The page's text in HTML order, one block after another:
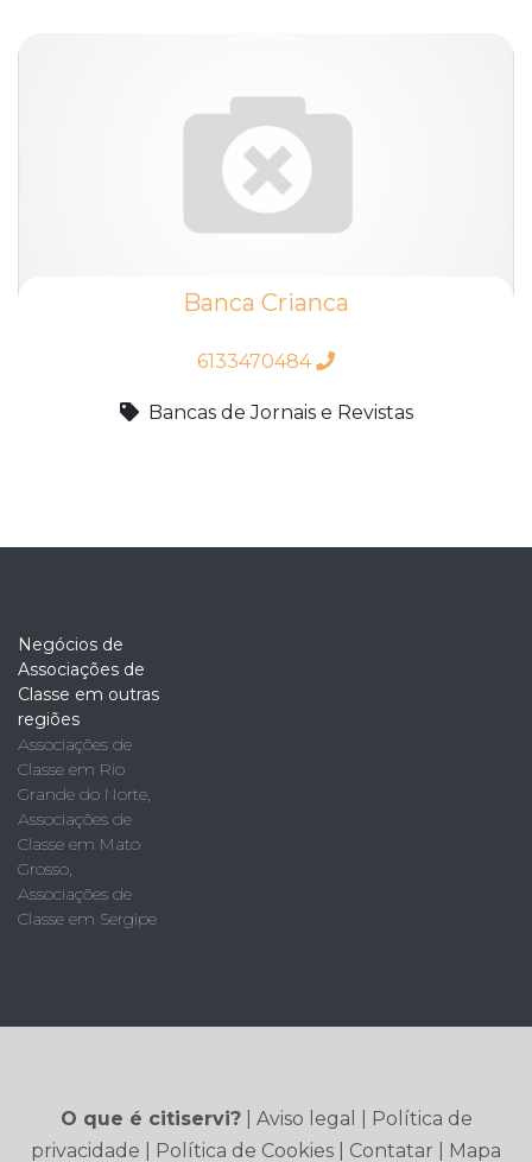
Banca Crianca
6133470484
Bancas de Jornais e Revistas
Negócios de
Associações de
Classe em outras
regiões
Associações de
Classe em Rio
Grande do Norte,
Associações de
Classe em Mato
Grosso,
Associações de
Classe em Sergipe
O que é citiservi?| Aviso legal
Política de
privacidade
Política de Cookies Contatar Mapa